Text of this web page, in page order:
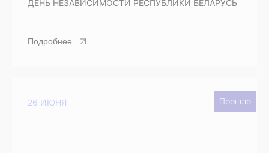
ДЕНЬ НЕЗАВИСИМОСТИ РЕСПУБЛИКИ БЕЛАРУСЬ
Подробнее
Прошло
26 ИЮНЯ